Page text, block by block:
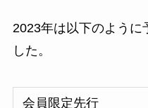
2023年は以下のように
した。
会員限定先行